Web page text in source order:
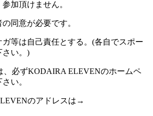
加頂けません。
同意が必要です。
等は自己責任とする。(各自でスポー
さい。)
、必ずKODAIRA ELEVENのホームペ
い。
のアドレスは→